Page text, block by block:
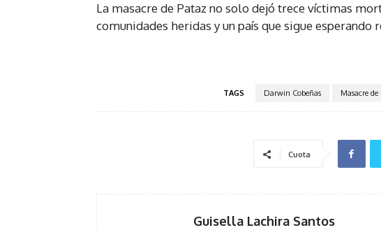
La masacre de Pataz no solo dejó trece víctimas
comunidades heridas y un país que sigue esperando
TAGS Darwin Cobeñas Masacre de
Cuota
Guisella Lachira Santos